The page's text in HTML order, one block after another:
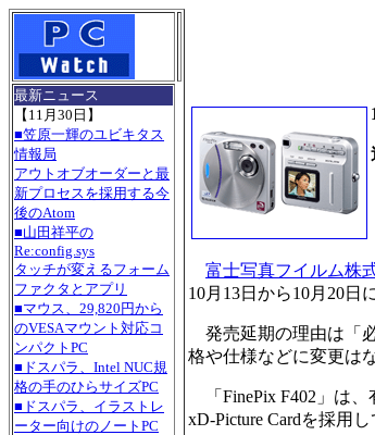
最新ニュース
【11月30日】
■笠原一輝のユビキタス
情報局
アウトオブオーダーと最
新プロセスを採用する今
後のAtom
■山田祥平の
Re:config.sys
タッチが変えるフォーム
ファクタとアプリ
■マウス、29,820円から
のVESAマウント対応コ
ンパクトPC
■ドスパラ、Intel NUC規
格の手のひらサイズPC
■ドスパラ、イラストレ
ーター向けのノートPC
富士写真フイルム株
10月13日から10月20日
発売延期の理由は「
格や仕様などに変更はな
「FinePix F402」は、
xD-Picture Cardを採用し